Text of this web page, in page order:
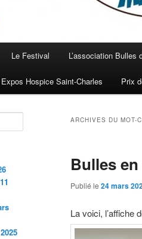
Le Festival L’association Bulles
Expos Hospice Saint-Charles Prix
ARCHIVES DU MOT-
Bulles
Publié le 24 mars
La voici, l’affiche